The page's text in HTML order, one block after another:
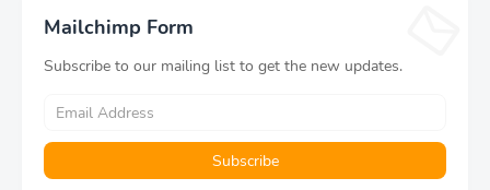
MZ-V8V500B/AM
Mailchimp Form
Subscribe to our mailing list to get the new updates.